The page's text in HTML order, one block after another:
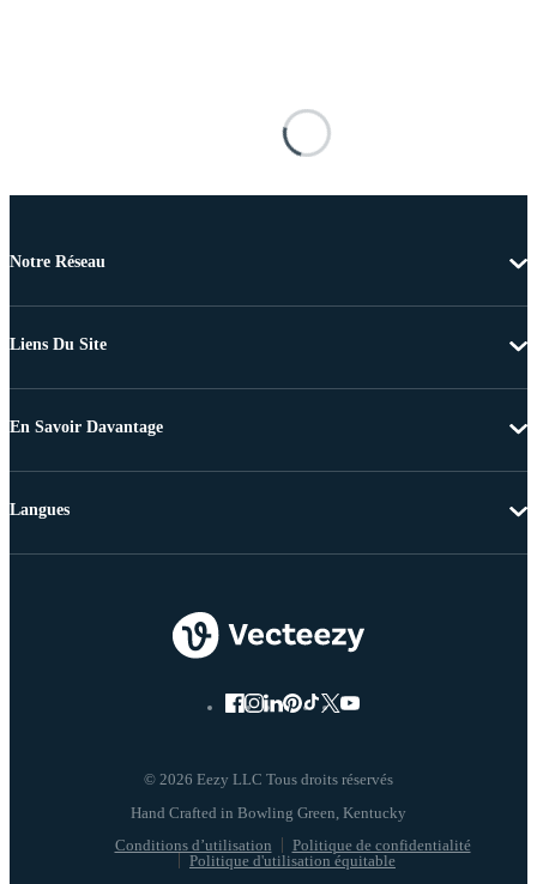
Notre Réseau
Liens Du Site
En Savoir Davantage
© 2026 Eezy LLC Tous droits réservés
Conditions d’utilisation
Politique de confidentialité
Politique d'utilisation équitable
Langues